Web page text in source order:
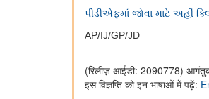
પીડીએફમાં જોવા માટે અહીં
AP/IJ/GP/JD
(रिलीज़ आईडी: 2090778)
इस विज्ञप्ति को इन भाषाओं में पढ़ें: